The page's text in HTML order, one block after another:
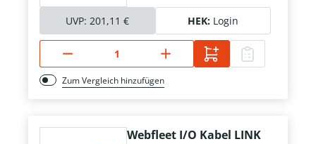
UVP: 201,11 € HEK: Login
Zum Vergleich hinzufügen
Webfleet I/O Kabel LINK